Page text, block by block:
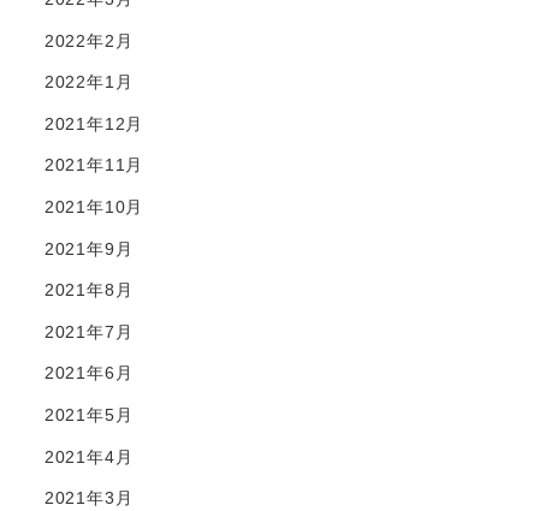
2022年2月
2022年1月
2021年12月
2021年11月
2021年10月
2021年9月
2021年8月
2021年7月
2021年6月
2021年5月
2021年4月
2021年3月